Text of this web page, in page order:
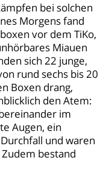
bei solchen
Morgens fand
vor dem TiKo,
Miauen
sich 22 junge,
rund sechs bis 20
Boxen drang,
den Atem:
im
Augen, ein
und waren
bestand